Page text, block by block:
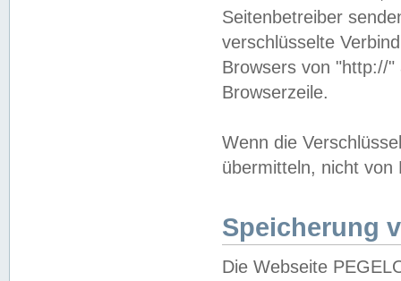
Seitenbetreiber
verschlüsselte
Browsers von "http://
Browserzeile.
Wenn die
übermitteln, nicht von
Speicherung
Die Webseite